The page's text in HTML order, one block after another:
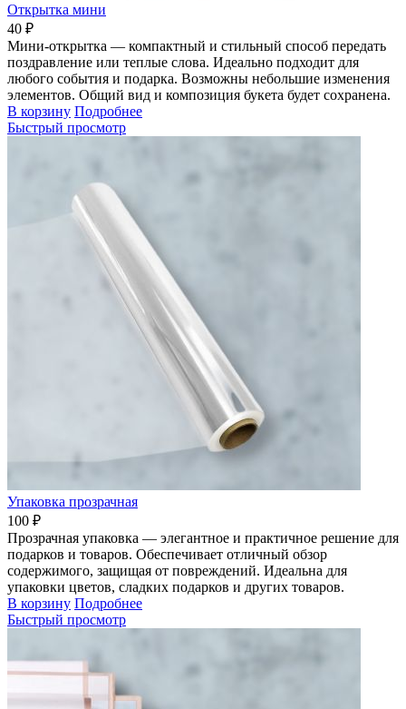
Открытка мини
40 ₽
Мини-открытка — компактный и стильный способ передать
поздравление или теплые слова. Идеально подходит для
любого события и подарка. Возможны небольшие изменения
элементов. Общий вид и композиция букета будет сохранена.
В корзину Подробнее
Быстрый просмотр
Упаковка прозрачная
100 ₽
Прозрачная упаковка — элегантное и практичное решение для
подарков и товаров. Обеспечивает отличный обзор
содержимого, защищая от повреждений. Идеальна для
упаковки цветов, сладких подарков и других товаров.
В корзину Подробнее
Быстрый просмотр